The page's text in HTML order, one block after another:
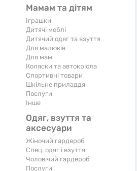
Мамам та дітям
Іграшки
Дитячі меблі
Дитячий одяг та взуття
Для малюків
Для мам
Коляски та автокрісла
Спортивні товари
Шкільне приладдя
Послуги
Iнше
Одяг, взуття та
аксесуари
Жіночий гардероб
Спец. одяг і взуття
Чоловічий гардероб
Послуги